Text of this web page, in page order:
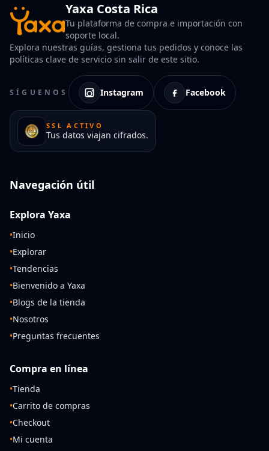
Yaxa Costa Rica
Tu plataforma de compra e importación con
soporte local.
Explora nuestras guías, gestiona tus pedidos y conoce las
políticas clave de servicio sin salir de este sitio.
SÍGUENOS Instagram Facebook
SSL ACTIVO
Tus datos viajan cifrados.
Navegación útil
Explora Yaxa
•Inicio
•Explorar
•Tendencias
•Bienvenido a Yaxa
•Blogs de la tienda
•Nosotros
•Preguntas frecuentes
Compra en línea
•Tienda
•Carrito de compras
•Checkout
•Mi cuenta